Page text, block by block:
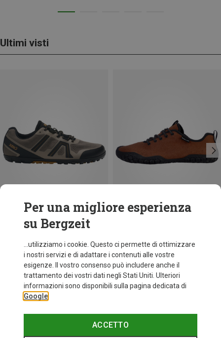
Ultimi visti
Risparmi 38%
Per una migliore esperienza
su Bergzeit
...utilizziamo i cookie. Questo ci permette di ottimizzare
i nostri servizi e di adattare i contenuti alle vostre
esigenze. Il vostro consenso può includere anche il
trattamento dei vostri dati negli Stati Uniti. Ulteriori
informazioni sono disponibili sulla pagina dedicata di
Google
ACCETTO